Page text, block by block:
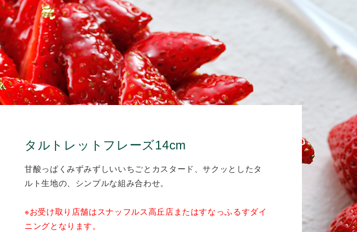
タルトレットフレーズ14cm
甘酸っぱくみずみずしいいちごとカスタード、サクッとしたタ
ルト生地の、シンプルな組み合わせ。
※お受け取り店舗はスナッフルス高丘店またはすなっふるすダイ
ニングとなります。